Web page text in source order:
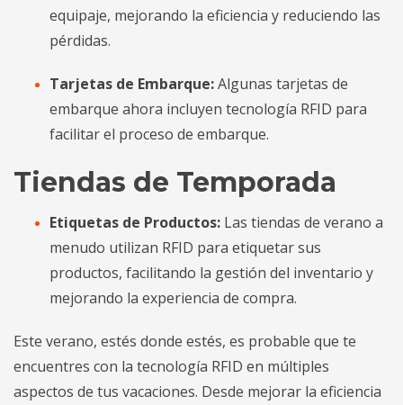
equipaje, mejorando la eficiencia y reduciendo las
pérdidas.
Tarjetas de Embarque:Algunas tarjetas de
embarque ahora incluyen tecnología RFID para
facilitar el proceso de embarque.
Tiendas de Temporada
Etiquetas de Productos: Las tiendas de verano a
menudo utilizan RFID para etiquetar sus
productos, facilitando la gestión del inventario y
mejorando la experiencia de compra.
Este verano, estés donde estés, es probable que te
encuentres con la tecnología RFID en múltiples
aspectos de tus vacaciones. Desde mejorar la eficiencia